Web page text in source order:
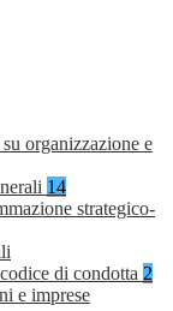
organizzazione e
14
strategico-
di condotta 2
e imprese